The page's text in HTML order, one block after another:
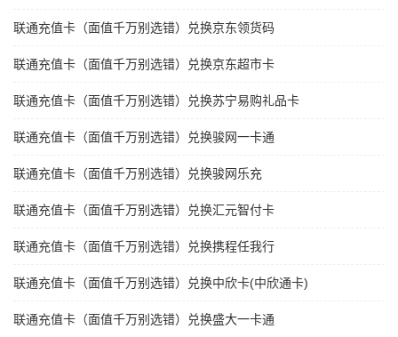
联通充值卡（面值千万别选错）兑换京东领货码
联通充值卡（面值千万别选错）兑换京东超市卡
联通充值卡（面值千万别选错）兑换苏宁易购礼品卡
联通充值卡（面值千万别选错）兑换骏网一卡通
联通充值卡（面值千万别选错）兑换骏网乐充
联通充值卡（面值千万别选错）兑换汇元智付卡
联通充值卡（面值千万别选错）兑换携程任我行
联通充值卡（面值千万别选错）兑换中欣卡(中欣通卡)
联通充值卡（面值千万别选错）兑换盛大一卡通